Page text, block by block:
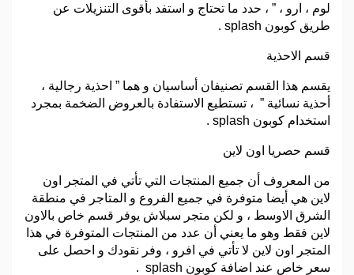
لوم ، ارو ، ” ، حدد ما تحتاج و استفد بأقوى التنزيلات عن
طريق كوبون splash .
قسم الاحذية
يقسم هذا القسم تصنيفان أساسيان و هما ” احذية رجالية ،
أحذية نسائية ” ، تستطيع الاستفادة بالعروض الضخمة بمجرد
استخدام كوبون splash .
قسم حصريا اون لاين
من المعروف أن جميع المنتجات التي تأتي في المتجر اون
لاين هي أيضا متوفرة في جميع الفروع و المتاجر في منطقة
الشرق الاوسط ، و لكن متجر سبلاش يوفر قسم خاص بالاون
لاين فقط وهو ما يعني أن عدد من المنتجات المتوفرة في هذا
المتجر اون لاين لا تأتي في افرو ، وفر نقودك و احصل على
سعر خاص عند اضافة كوبون splash .